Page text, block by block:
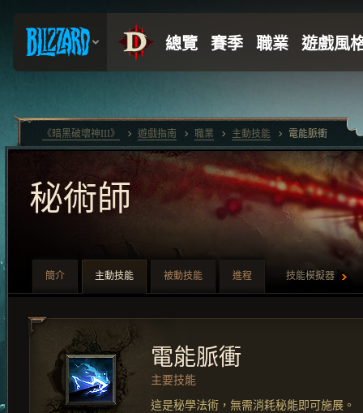
秘術師
簡介 主動技能 被動技能 進程 技能模擬器
電能脈衝
主要技能
這是秘學法術，無需消耗秘能即可施展。
《暗黑破壞神III》 遊戲指南 職業 主動技能 電能脈衝